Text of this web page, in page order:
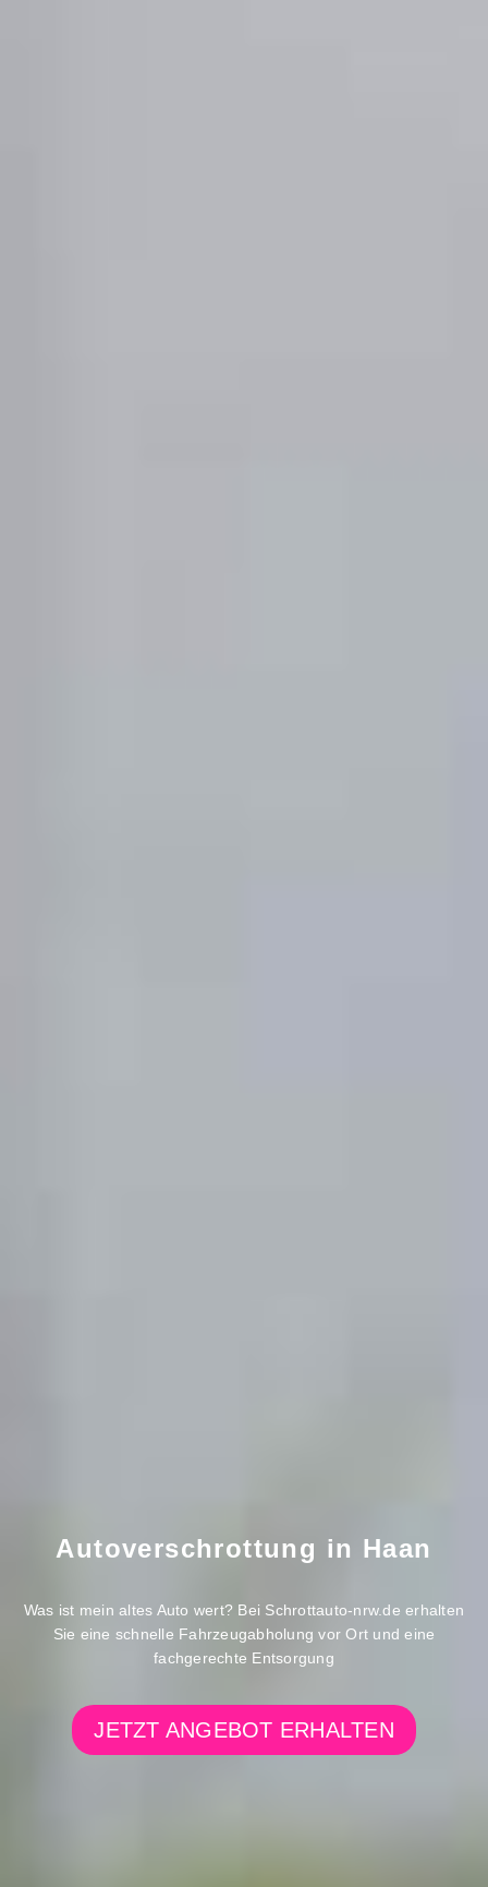
Autoverschrottung in Haan
Was ist mein altes Auto wert? Bei Schrottauto-nrw.de erhalten
Sie eine schnelle Fahrzeugabholung vor Ort und eine
fachgerechte Entsorgung
JETZT ANGEBOT ERHALTEN